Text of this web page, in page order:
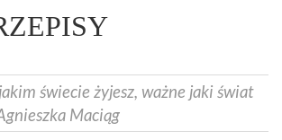
świecie żyjesz, ważne jaki świat
Maciąg